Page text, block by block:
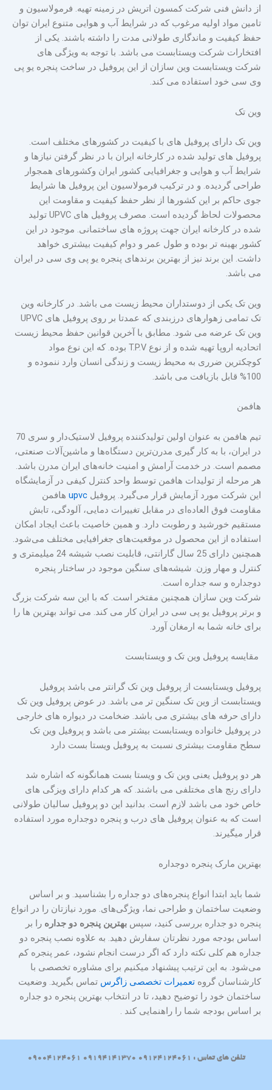
از دانش فنی شرکت کمسون اتریش در زمینه تهیه. فرمولاسیون و
تامین مواد اولیه مرغوب که در شرایط آب و هوایی متنوع ایران توان
حفظ کیفیت و ماندگاری طولانی مدت را داشته باشند. یکی از
افتخارات شرکت ویستابست می باشد. با توجه به ویژگی های
شرکت ویستابست وین سازان از این پروفیل در ساخت پنجره یو پی
وی سی خود استفاده می کند.
وین تک
وین تک دارای پروفیل های با کیفیت در کشورهای مختلف است.
پروفیل های تولید شده در کارخانه ایران با در نظر گرفتن نیازها و
شرایط آب و هوایی و جغرافیایی کشور ایران وکشورهای همجوار
طراحی گردیده. و در ترکیب فرمولاسیون این پروفیل ها شرایط
جوی حاکم بر این کشورها از نظر حفظ کیفیت و مقاومت این
محصولات لحاظ گردیده است. مصرف پروفیل های UPVC تولید
شده در کارخانه ایران جهت پروژه های ساختمانی. موجود در این
کشور بهینه تر بوده و طول عمر و دوام کیفیت بیشتری خواهد
داشت. این برند نیز از بهترین برندهای پنجره یو پی وی سی در ایران
می باشد.
وین تک یکی از دوستداران محیط زیست می باشد. در کارخانه وین
تک تمامی زهوارهای درزبندی که عمدتا بر روی پروفیل های UPVC
وین تک عرضه می شود. مطابق با آخرین قوانین حفظ محیط زیست
اتحادیه اروپا تهیه شده و از نوع T.P.V بوده. که این نوع مواد
کوچکترین ضرری به محیط زیست و زندگی انسان وارد ننموده و
100% قابل بازیافت می باشد.
هافمن
تیم هافمن به عنوان اولین تولیدکننده پروفیل لاستیک‌دار و سری 70
در ایران، با به کار گیری مدرن‌ترین دستگاه‌ها و ماشین‌آلات صنعتی،
مصمم است. در خدمت آرامش و امنیت خانه‌های ایران مدرن باشد.
هر مرحله از تولیدات هافمن توسط واحد کنترل کیفی در آزمایشگاه
این شرکت مورد آزمایش قرار می‌گیرد. پروفیل upvc هافمن
مقاومت فوق العاده‌ای در مقابل تغییرات دمایی، آلودگی، تابش
مستقیم خورشید و رطوبت دارد. و همین خاصیت باعث ایجاد امکان
استفاده از این محصول در موقعیت‌های جغرافیایی مختلف می‌شود.
همچنین دارای 25 سال گارانتی، قابلیت نصب شیشه 24 میلیمتری و
کنترل و مهار وزن. شیشه‌های سنگین موجود در ساختار پنجره
دوجداره و سه جداره است.
شرکت وین سازان همچنین مفتخر است. که با این سه شرکت بزرگ
و برتر پروفیل یو پی سی در ایران کار می کند. می تواند بهترین ها را
برای خانه شما به ارمغان آورد.
مقایسه پروفیل وین تک و ویستابست
پروفیل ویستابست از پروفیل وین تک گرانتر می باشد پروفیل
ویستابست از وین تک سنگین تر می باشد. در عوض پروفیل وین تک
دارای حرفه های بیشتری می باشد. ضخامت در دیواره های خارجی
در پروفیل خانواده ویستابست بیشتر می باشد و پروفیل وین تک
سطح مقاومت بیشتری نسبت به پروفیل ویستا بست دارد
هر دو پروفیل یعنی وین تک و ویستا بست همانگونه که اشاره شد
دارای رنج های مختلفی می باشند. که هر کدام دارای ویزگی های
خاص خود می باشد لازم است. بدانید این دو پروفیل سالیان طولانی
است که به عنوان پروفیل های درب و پنجره دوجداره مورد استفاده
قرار میگیرند.
بهترین مارک پنجره دوجداره
شما باید ابتدا انواع پنجره‌های دو جداره را بشناسید. و بر اساس
وضعیت ساختمان و طراحی نما، ویژگی‌های. مورد نیازتان را در انواع
پنجره دو جداره بررسی کنید، سپس بهترین پنجره دو جداره را بر
اساس بودجه مورد نظرتان سفارش دهید. به علاوه نصب پنجره دو
جداره هم کلی نکته دارد که اگر درست انجام نشود، عمر پنجره کم
می‌شود. به این ترتیب پیشنهاد میکنیم برای مشاوره تخصصی با
کارشناسان گروه تعمیرات تخصصی زاگرس تماس بگیرید. وضعیت
ساختمان خود را توضیح دهید، تا در انتخاب بهترین پنجره دو جداره
بر اساس بودجه شما را راهنمایی کند .
تلفن های تماس : 09124124061 09194141370 09004124061